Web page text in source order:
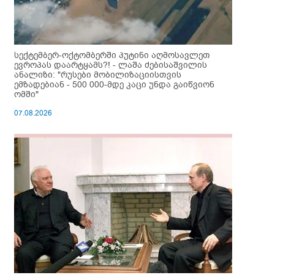
სექტემბერ-ოქტომბერში პუტინი აღმოსავლეთ
ევროპას დაარტყამს?! - ლაშა ძებისაშვილის
ანალიზი: "რუსები მობი­ლიზაციისთვის
ემზადებიან - 500 000-მდე კაცი უნდა გაიწვიონ
ომში"
07.08.2026